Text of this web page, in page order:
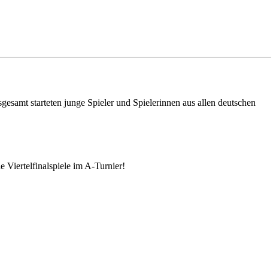
starteten junge Spieler und Spielerinnen aus allen deutschen
Viertelfinalspiele im A-Turnier!